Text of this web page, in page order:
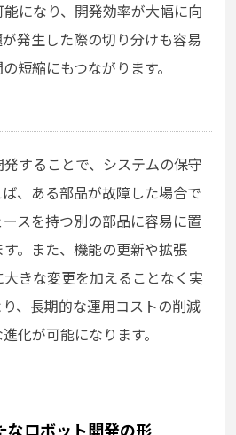
になり、開発効率が大幅に向
発生した際の切り分けも容易
短縮にもつながります。
することで、システムの保守
、ある部品が故障した場合で
スを持つ別の部品に容易に置
。また、機能の更新や拡張
きな変更を加えることなく実
、長期的な運用コストの削減
化が可能になります。
なロボット開発の形